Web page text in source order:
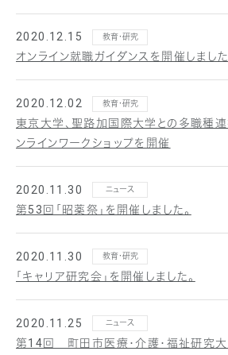
2020.12.15 教育・研究
オンライン就職ガイダンスを開催しました
2020.12.02 教育・研究
東京大学、聖路加国際大学との多職種連
ンラインワークショップを開催
2020.11.30 ニュース
第53回「昭薬祭」を開催しました。
2020.11.30 教育・研究
「キャリア研究会」を開催しました。
2020.11.25 ニュース
第14回 町田市医療・介護・福祉研究